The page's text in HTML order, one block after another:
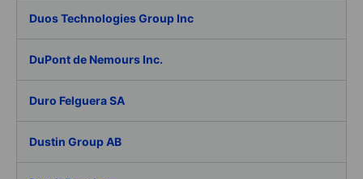
Duos Technologies Group Inc
DuPont de Nemours Inc.
Duro Felguera SA
Dustin Group AB